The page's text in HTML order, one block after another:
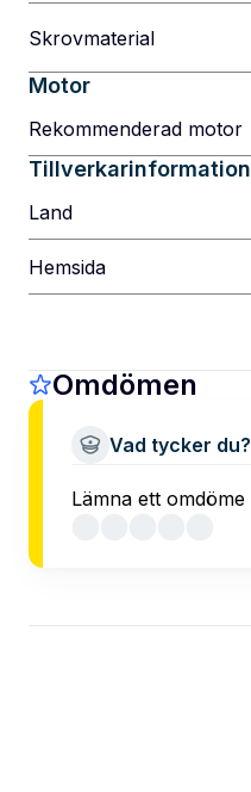
Skrovmaterial
Motor
Rekommenderad motor
Tillverkarinformation
Land
Hemsida
Omdömen
Vad tycker du?
Lämna ett omdöme